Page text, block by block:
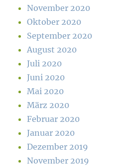
November 2020
Oktober 2020
September 2020
August 2020
Juli 2020
Juni 2020
Mai 2020
März 2020
Februar 2020
Januar 2020
Dezember 2019
November 2019